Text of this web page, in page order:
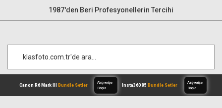
1987'den Beri Profesyonellerin Tercihi